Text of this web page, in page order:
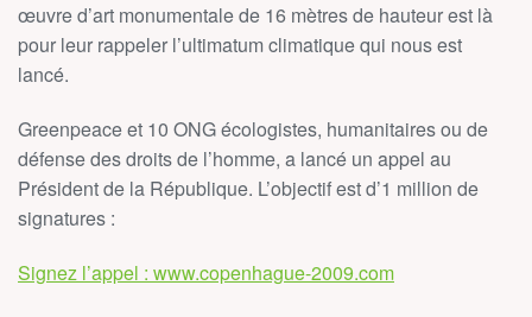
œuvre d’art monumentale de 16 mètres de hauteur est là
pour leur rappeler l’ultimatum climatique qui nous est
lancé.
Greenpeace et 10 ONG écologistes, humanitaires ou de
défense des droits de l’homme, a lancé un appel au
Président de la République. L’objectif est d’1 million de
signatures :
Signez l’appel : www.copenhague-2009.com